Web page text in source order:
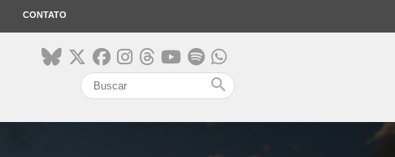
CONTATO
search